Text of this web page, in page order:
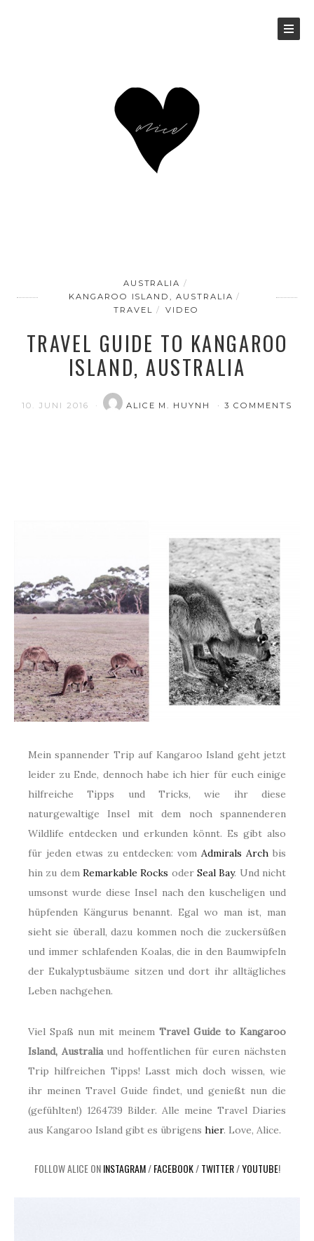
AUSTRALIA
KANGAROO ISLAND, AUSTRALIA
TRAVEL
VIDEO
TRAVEL GUIDE TO KANGAROO
ISLAND, AUSTRALIA
10. JUNI 2016 ALICE M. HUYNH 3 COMMENTS
Mein spannender Trip auf Kangaroo Island geht jetzt
leider zu Ende, dennoch habe ich hier für euch einige
hilfreiche Tipps und Tricks, wie ihr diese
naturgewaltige Insel mit dem noch spannenderen
Wildlife entdecken und erkunden könnt. Es gibt also
für jeden etwas zu entdecken: vom Admirals Arch bis
hin zu dem Remarkable Rocks oderSeal Bay. Und nicht
umsonst wurde diese Insel nach den kuscheligen und
hüpfenden Kängurus benannt. Egal wo man ist, man
sieht sie überall, dazu kommen noch die zuckersüßen
und immer schlafenden Koalas, die in den Baumwipfeln
der Eukalyptusbäume sitzen und dort ihr alltägliches
Leben nachgehen.
Viel Spaß nun mit meinem Travel Guide to Kangaroo
Island, Australiaund hoffentlichen für euren nächsten
Trip hilfreichen Tipps! Lasst mich doch wissen, wie
ihr meinen Travel Guide findet, und genießt nun die
(gefühlten!) 1264739 Bilder. Alle meine Travel Diaries
aus Kangaroo Island gibt es übrigens hier. Love, Alice.
FOLLOW ALICE ONINSTAGRAM/FACEBOOK/TWITTER/YOUTUBE!